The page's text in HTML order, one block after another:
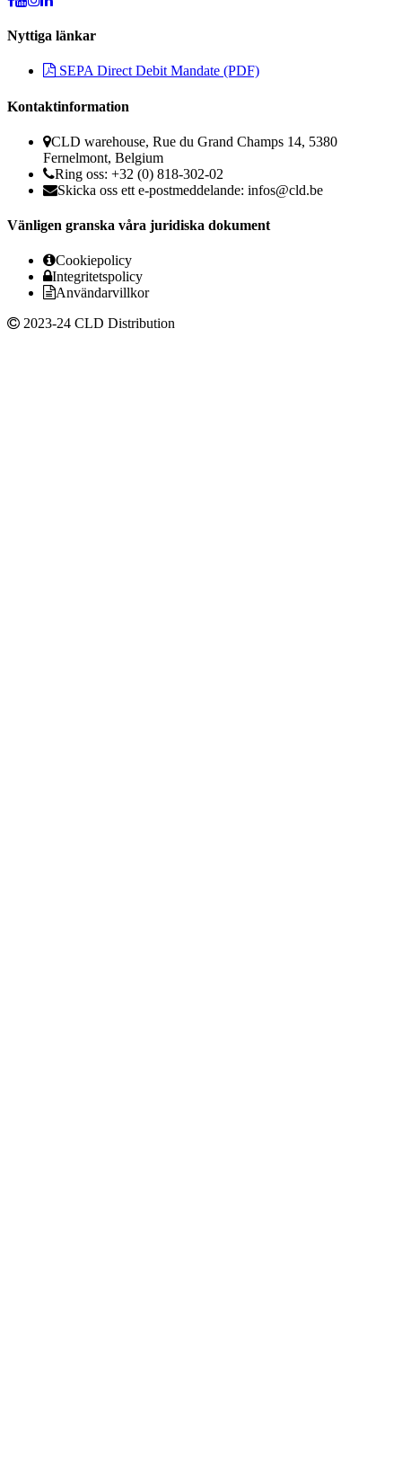
Nyttiga länkar
SEPA Direct Debit Mandate (PDF)
Kontaktinformation
CLD warehouse, Rue du Grand Champs 14, 5380
Fernelmont, Belgium
Ring oss: +32 (0) 818-302-02
Skicka oss ett e-postmeddelande: infos@cld.be
Vänligen granska våra juridiska dokument
Cookiepolicy
Integritetspolicy
Användarvillkor
2023-24 CLD Distribution